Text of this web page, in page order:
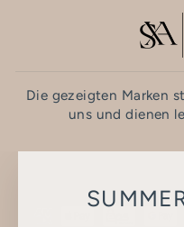
Die gezeigten Marken
uns und dienen